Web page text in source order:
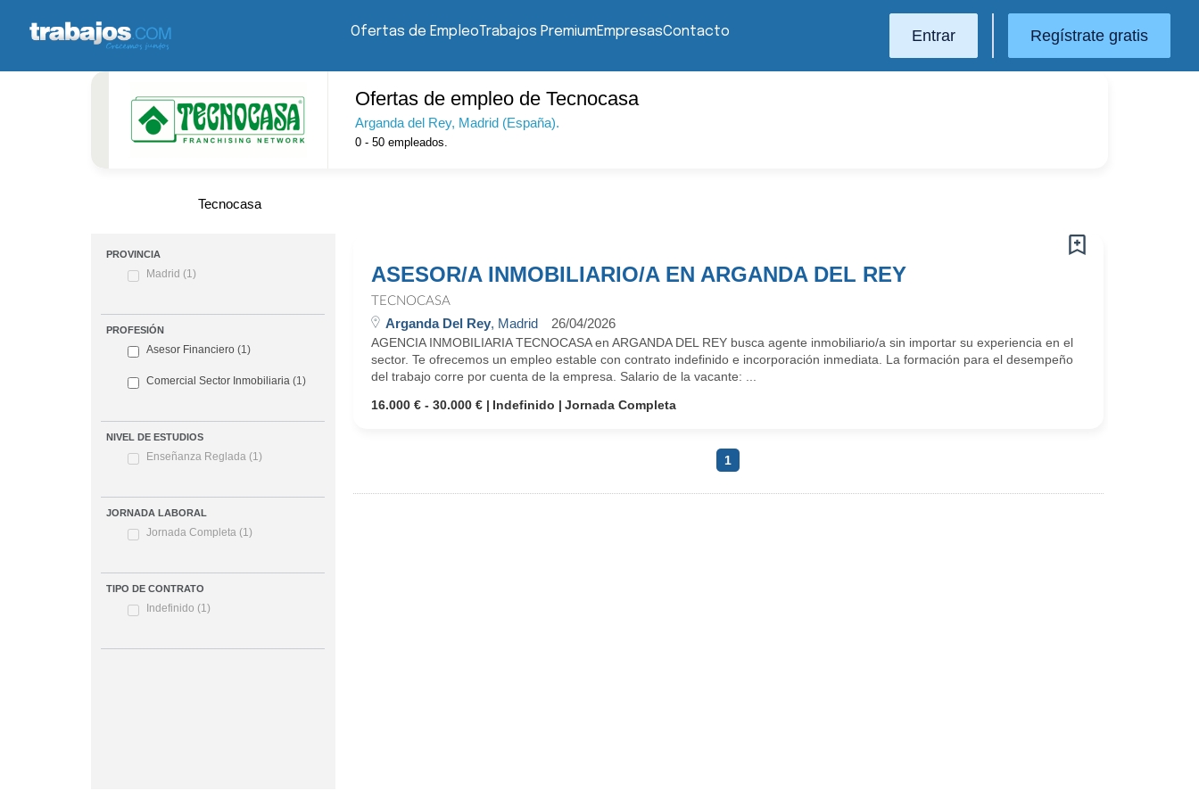
Ofertas de EmpleoTrabajos PremiumEmpresasContacto Entrar Regístrate gratis
Ofertas de empleo de Tecnocasa
Arganda del Rey, Madrid (España).
0 - 50 empleados.
Tecnocasa
PROVINCIA
Madrid (1)
PROFESIÓN
Asesor Financiero (1)
Comercial Sector Inmobiliaria (1)
NIVEL DE ESTUDIOS
Enseñanza Reglada (1)
JORNADA LABORAL
Jornada Completa (1)
TIPO DE CONTRATO
Indefinido (1)
ASESOR/A INMOBILIARIO/A EN ARGANDA DEL REY
TECNOCASA
Arganda Del Rey, Madrid 26/04/2026
AGENCIA INMOBILIARIA TECNOCASA en ARGANDA DEL REY busca agente inmobiliario/a sin importar su experiencia en el
sector. Te ofrecemos un empleo estable con contrato indefinido e incorporación inmediata. La formación para el desempeño
del trabajo corre por cuenta de la empresa. Salario de la vacante: ...
16.000 € - 30.000 €
Indefinido Jornada Completa
1